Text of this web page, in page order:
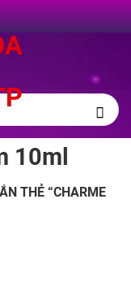
10ml
THẺ “CHARME